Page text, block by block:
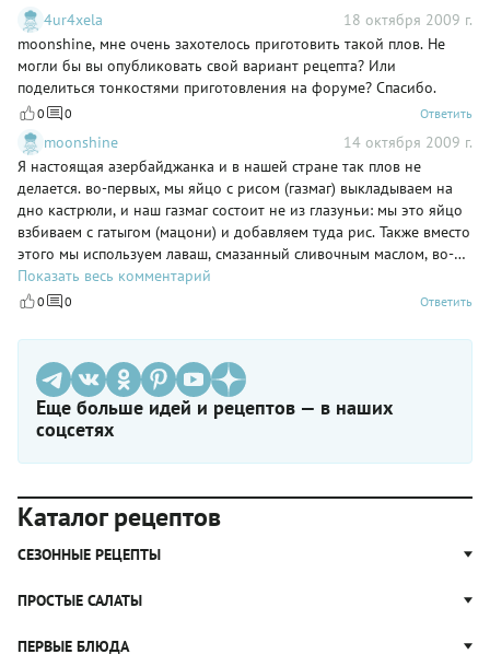
4ur4xela
18 октября 2009 г.
moonshine, мне очень захотелось приготовить такой плов. Не
могли бы вы опубликовать свой вариант рецепта? Или
поделиться тонкостями приготовления на форуме? Спасибо.
0 0 Ответить
moonshine
14 октября 2009 г.
Я настоящая азербайджанка и в нашей стране так плов не
делается. во-первых, мы яйцо с рисом (газмаг) выкладываем на
дно кастрюли, и наш газмаг состоит не из глазуньи: мы это яйцо
взбиваем с гатыгом (мацони) и добавляем туда рис. Также вместо
этого мы используем лаваш, смазанный сливочным маслом, во-
вторых, такой рис не используем для плова, для плова мы
используем длиннозернистый рис, в основном, басмати. А слово
Показать весь комментарий
0 0 Ответить
Еще больше идей и рецептов — в наших
соцсетях
Каталог рецептов
СЕЗОННЫЕ РЕЦЕПТЫ
Рецепты из капусты
Рецепты с грибами
ПРОСТЫЕ САЛАТЫ
Простые салаты
ПЕРВЫЕ БЛЮДА